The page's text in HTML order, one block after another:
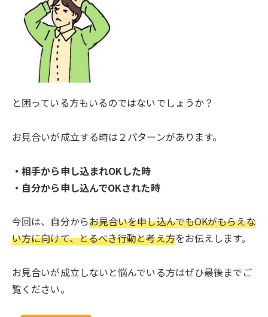
と困っている方もいるのではないでしょうか？
お見合いが成立する時は２パターンがあります。
・相手から申し込まれOKした時
・自分から申し込んでOKされた時
今回は、自分からお見合いを申し込んでもOKがもらえな
い方に向けて、とるべき行動と考え方をお伝えします。
お見合いが成立しないと悩んでいる方はぜひ最後までご
覧ください。